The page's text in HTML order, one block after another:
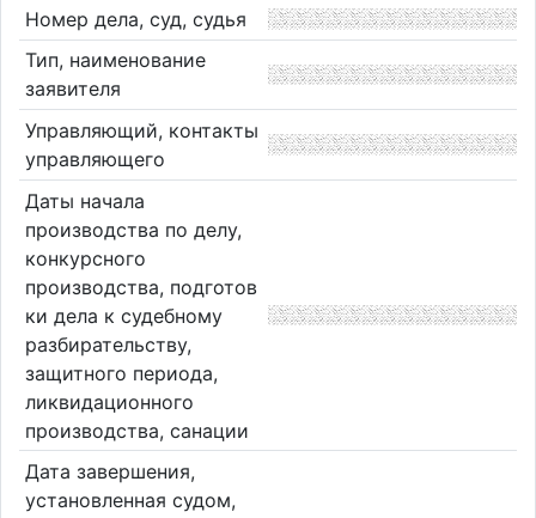
Номер дела, суд, судья
Тип, наименование
заявителя
Управляющий, контакты
управляющего
Даты начала
производства по делу,
конкурсного
производства, подготов
ки дела к судебному
разбирательству,
защитного периода,
ликвидационного
производства, санации
Дата завершения,
установленная судом,